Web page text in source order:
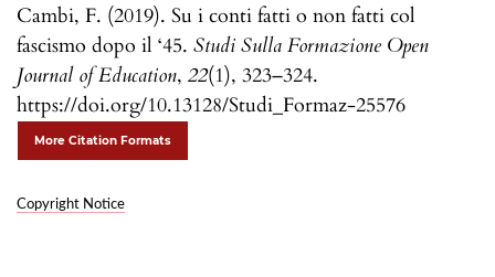
Cambi, F. (2019). Su i conti fatti o non fatti col
fascismo dopo il ‘45. Studi Sulla Formazione Open
Journal of Education, 22(1), 323–324.
https://doi.org/10.13128/Studi_Formaz-25576
More Citation Formats
Copyright Notice